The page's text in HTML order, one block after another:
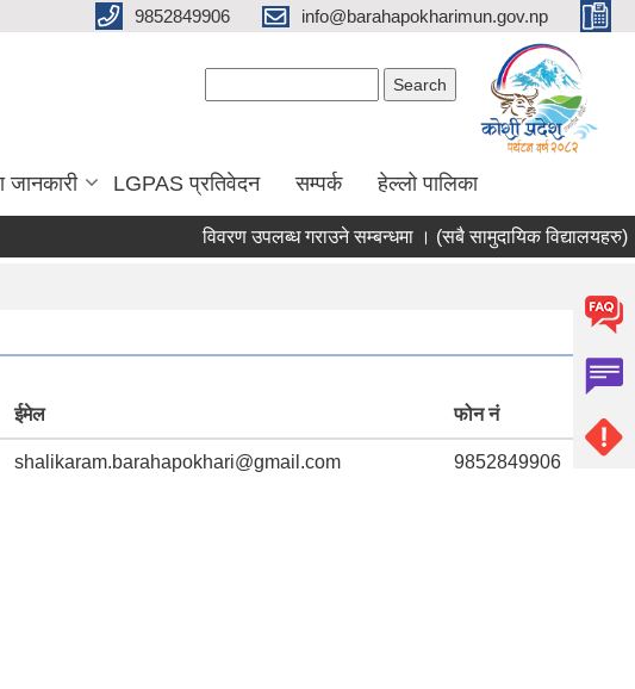
9852849906 info@barahapokharimun.gov.np
जानकारी LGPAS प्रतिवेदन सम्पर्क हेल्लो पालिका
विवरण उपलब्ध गराउने सम्बन्धमा । (सबै सामुदायिक विद्यालयहरु)
ईमेल फोन नं
shalikaram.barahapokhari@gmail.com 9852849906